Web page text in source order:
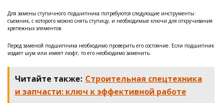
Для замены ступичного подшипника потребуются следующие инструменты:
съемник, с которого можно снять ступицу, и необходимые ключи для откручивания
крепежных элементов.
Перед заменой подшипника необходимо проверить его состояние. Если подшипник
издает шум или имеет люфт, то его необходимо заменить.
Читайте также: Строительная спецтехника
и запчасти: ключ к эффективной работе